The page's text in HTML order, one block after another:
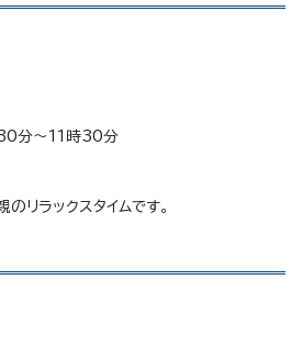
分～11時30分
リラックスタイムです。